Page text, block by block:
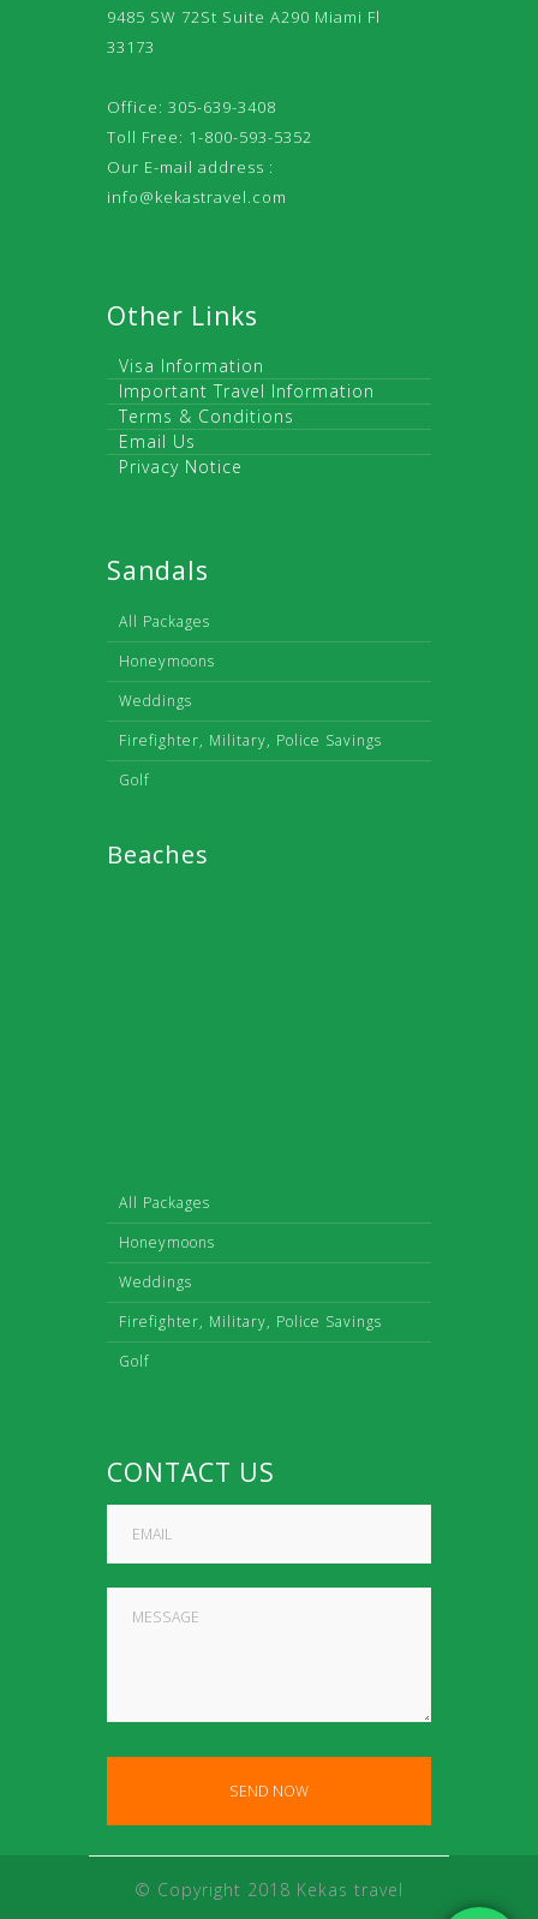
9485 SW 72St Suite A290 Miami Fl
33173
Office: 305-639-3408
Toll Free: 1-800-593-5352
Our E-mail address :
info@kekastravel.com
Other Links
Visa Information
Important Travel Information
Terms & Conditions
Email Us
Privacy Notice
Sandals
All Packages
Honeymoons
Weddings
Firefighter, Military, Police Savings
Golf
Beaches
All Packages
Honeymoons
Weddings
Firefighter, Military, Police Savings
Golf
CONTACT US
© Copyright 2018 Kekas travel